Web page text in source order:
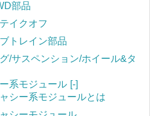
部品
イクオフ
トレイン部品
/サスペンション/ホイール&タ
系モジュール [-]
シー系モジュールとは